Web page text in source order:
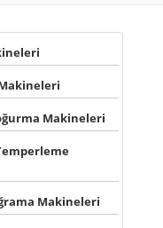
Makineleri
Makineleri